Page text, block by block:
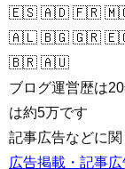
🇪🇸 🇦🇩 🇫🇷
🇦🇱 🇧🇬 🇬🇷
🇧🇷 🇦🇺
ブログ運営歴は
は約5万です
記事広告などに関
広告掲載・記事